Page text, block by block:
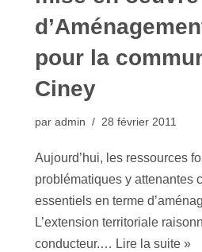
pour la
Ciney
par admin 28 février 2011
Aujourd’hui, les ressources
problématiques y attenantes
essentiels en terme
L’extension territoriale
conducteur.… Lire la suite »